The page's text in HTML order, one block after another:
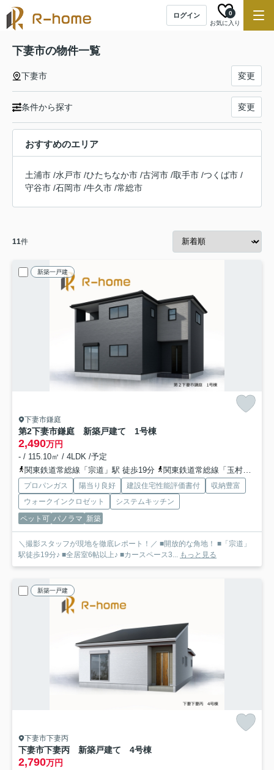
ログイン
お気に入り
0
下妻市の物件一覧
下妻市 変更
条件から探す 変更
おすすめのエリア
土浦市 /水戸市 /ひたちなか市 /古河市 /取手市 /つくば市 /
守谷市 /石岡市 /牛久市 /常総市
11件
新築一戸建
下妻市鎌庭
第2下妻市鎌庭 新築戸建て 1号棟
2,490万円
- / 115.10㎡ / 4LDK /予定
関東鉄道常総線「宗道」駅 徒歩19分
関東鉄道常総線「玉村」駅 徒歩36分車8分 2.8km
プロパンガス 陽当り良好 建設住宅性能評価書付
収納豊富
ウォークインクロゼット
システムキッチン
ペット可 パノラマ 新築
＼撮影スタッフが現地を徹底レポート！／ ■開放的な角地！ ■「宗道」
駅徒歩19分♪ ■全居室6帖以上♪ ■カースペース3... もっと見る
新築一戸建
下妻市下妻丙
下妻市下妻丙 新築戸建て 4号棟
2,790万円